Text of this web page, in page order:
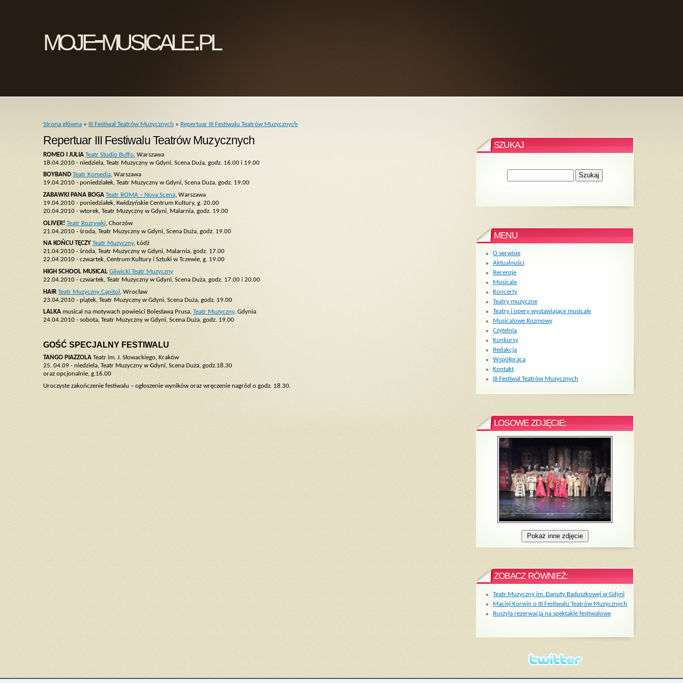
moje-musicale.pl
Strona główna» III Festiwal Teatrów Muzycznych » Repertuar III Festiwalu Teatrów Muzycznych
Repertuar III Festiwalu Teatrów Muzycznych
ROMEO I JULIA Teatr Studio Buffo, Warszawa
18.04.2010 - niedziela, Teatr Muzyczny w Gdyni, Scena Duża, godz. 16.00 i 19.00
BOYBAND Teatr Komedia, Warszawa
19.04.2010 - poniedziałek, Teatr Muzyczny w Gdyni, Scena Duża, godz. 19.00
ZABAWKI PANA BOGA Teatr ROMA – Nova Scena, Warszawa
19.04.2010 - poniedziałek, Kwidzyńskie Centrum Kultury, g. 20.00
20.04.2010 - wtorek, Teatr Muzyczny w Gdyni, Malarnia, godz. 19.00
OLIVER! Teatr Rozrywki, Chorzów
21.04.2010 - środa, Teatr Muzyczny w Gdyni, Scena Duża, godz. 19.00
NA KOŃCU TĘCZY Teatr Muzyczny, Łódź
21.04.2010 - środa, Teatr Muzyczny w Gdyni, Malarnia, godz. 17.00
22.04.2010 - czwartek, Centrum Kultury i Sztuki w Tczewie, g. 19.00
HIGH SCHOOL MUSICAL Gliwicki Teatr Muzyczny
22.04.2010 - czwartek, Teatr Muzyczny w Gdyni, Scena Duża, godz. 17.00 i 20.00
HAIR Teatr Muzyczny Capitol , Wrocław
23.04.2010 - piątek, Teatr Muzyczny w Gdyni, Scena Duża, godz. 19.00
LALKAmusical na motywach powieści Bolesława Prusa, Teatr Muzyczny, Gdynia
24.04.2010 - sobota, Teatr Muzyczny w Gdyni, Scena Duża, godz. 19.00
GOŚĆ SPECJALNY FESTIWALU
TANGO PIAZZOLATeatr im. J. Słowackiego, Kraków
25. 04.09 - niedziela, Teatr Muzyczny w Gdyni, Scena Duża, godz.18.30
oraz opcjonalnie, g.16.00
Uroczyste zakończenie festiwalu – ogłoszenie wyników oraz wręczenie nagród o godz. 18.30.
SZUKAJ
MENU
O serwisie
Aktualności
Recenzje
Musicale
Koncerty
Teatry muzyczne
Teatry i opery wystawiające musicale
Musicalowe Rozmowy
Czytelnia
Konkursy
Redakcja
Współpraca
Kontakt
III Festiwal Teatrów Muzycznych
LOSOWE ZDJĘCIE:
ZOBACZ RÓWNIEŻ:
Teatr Muzyczny im. Danuty Baduszkowej w Gdyni
Maciej Korwin o III Festiwalu Teatrów Muzycznych
Ruszyla rezerwacja na spektakle festiwalowe